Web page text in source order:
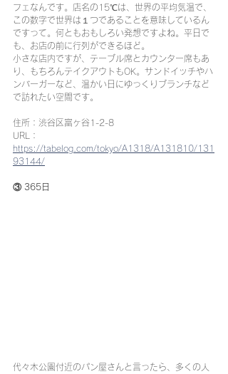
フェなんです。店名の15℃は、世界の平均気温で、
この数字で世界は１つであることを意味しているん
ですって。何ともおもしろい発想ですよね。平日で
も、お店の前に行列ができるほど。
小さな店内ですが、テーブル席とカウンター席もあ
り、もちろんテイクアウトもOK。サンドイッチやハ
ンバーガーなど、温かい日にゆっくりブランチなど
で訪れたい空間です。
住所：渋谷区富ヶ谷1-2-8
URL：
https://tabelog.com/tokyo/A1318/A131810/131
93144/
③ 365日
代々木公園付近のパン屋さんと言ったら、多くの人